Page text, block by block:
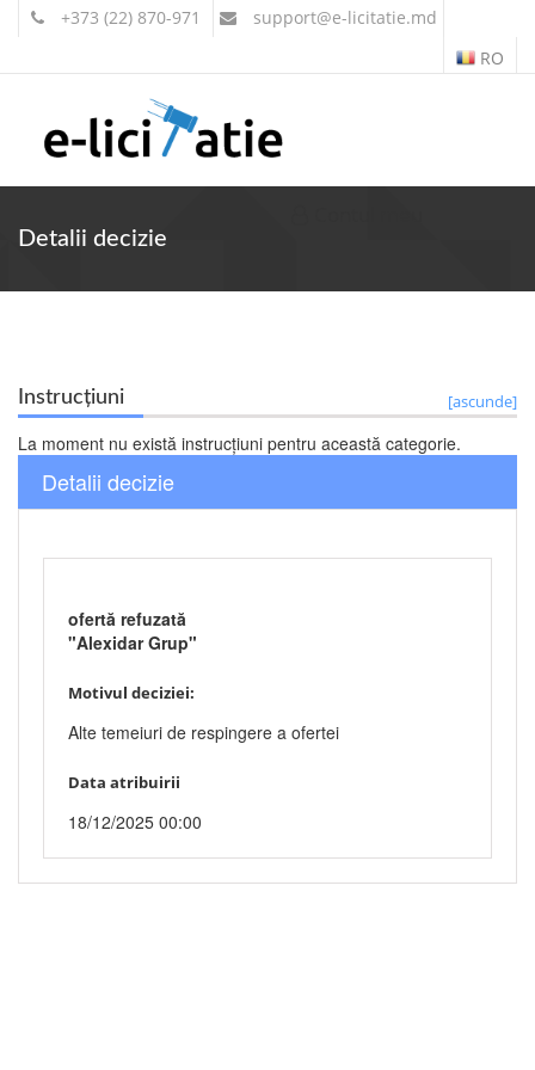
+373 (22) 870-971 support@e-licitatie.md
RO
Detalii decizie
Instrucțiuni [ascunde]
La moment nu există instrucțiuni pentru această categorie.
Detalii decizie
ofertă refuzată
"Alexidar Grup"
Motivul deciziei:
Alte temeiuri de respingere a ofertei
Data atribuirii
18/12/2025 00:00